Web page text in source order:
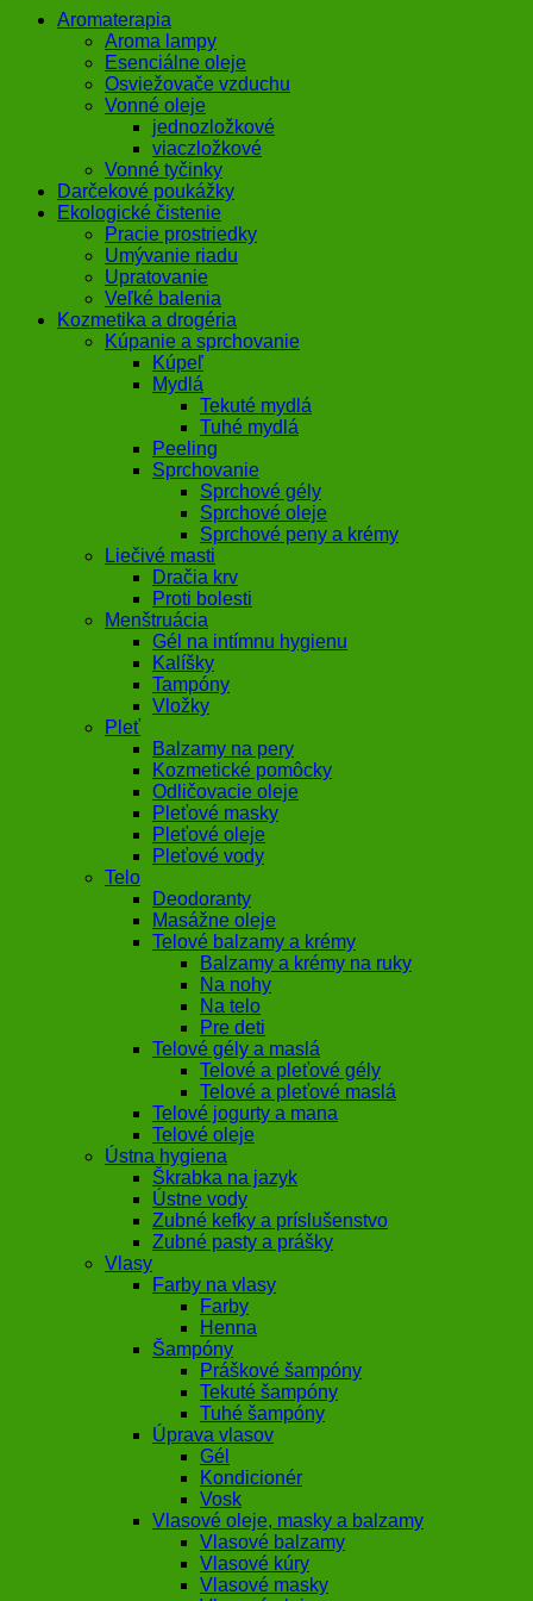
Aromaterapia
Aroma lampy
Esenciálne oleje
Osviežovače vzduchu
Vonné oleje
jednozložkové
viaczložkové
Vonné tyčinky
Darčekové poukážky
Ekologické čistenie
Pracie prostriedky
Umývanie riadu
Upratovanie
Veľké balenia
Kozmetika a drogéria
Kúpanie a sprchovanie
Kúpeľ
Mydlá
Tekuté mydlá
Tuhé mydlá
Peeling
Sprchovanie
Sprchové gély
Sprchové oleje
Sprchové peny a krémy
Liečivé masti
Dračia krv
Proti bolesti
Menštruácia
Gél na intímnu hygienu
Kalíšky
Tampóny
Vložky
Pleť
Balzamy na pery
Kozmetické pomôcky
Odličovacie oleje
Pleťové masky
Pleťové oleje
Pleťové vody
Telo
Deodoranty
Masážne oleje
Telové balzamy a krémy
Balzamy a krémy na ruky
Na nohy
Na telo
Pre deti
Telové gély a maslá
Telové a pleťové gély
Telové a pleťové maslá
Telové jogurty a mana
Telové oleje
Ústna hygiena
Škrabka na jazyk
Ústne vody
Zubné kefky a príslušenstvo
Zubné pasty a prášky
Vlasy
Farby na vlasy
Farby
Henna
Šampóny
Práškové šampóny
Tekuté šampóny
Tuhé šampóny
Úprava vlasov
Gél
Kondicionér
Vosk
Vlasové oleje, masky a balzamy
Vlasové balzamy
Vlasové kúry
Vlasové masky